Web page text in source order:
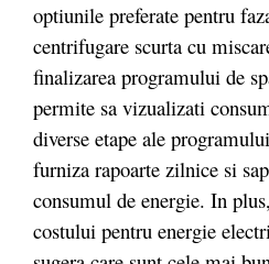
optiunile preferate pentru
centrifugare scurta cu
finalizarea programului de
permite sa vizualizati
diverse etape ale
furniza rapoarte zilnice si
consumul de energie. In
costului pentru energie